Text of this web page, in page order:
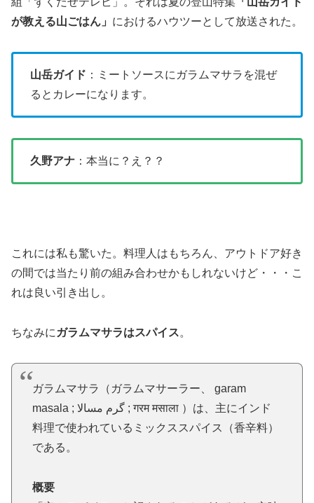
が教える山ごはん」 におけるハウツーとして放送された。
山岳ガイド ：ミートソースにガラムマサラを混ぜ
るとカレーになります。
久野アナ ：本当に？え？？
これには私も驚いた。料理人はもちろん、アウトドア好き
の間では当たり前の組み合わせかもしれないけど・・・こ
れは良い引き出し。
ちなみに ガラムマサラはスパイス。
ガラムマサラ（ガラムマサーラー、 garam
masala ; گرم مسالا ; गरम मसाला ）は、主にインド
料理で使われているミックススパイス（香辛料）
である。
概要